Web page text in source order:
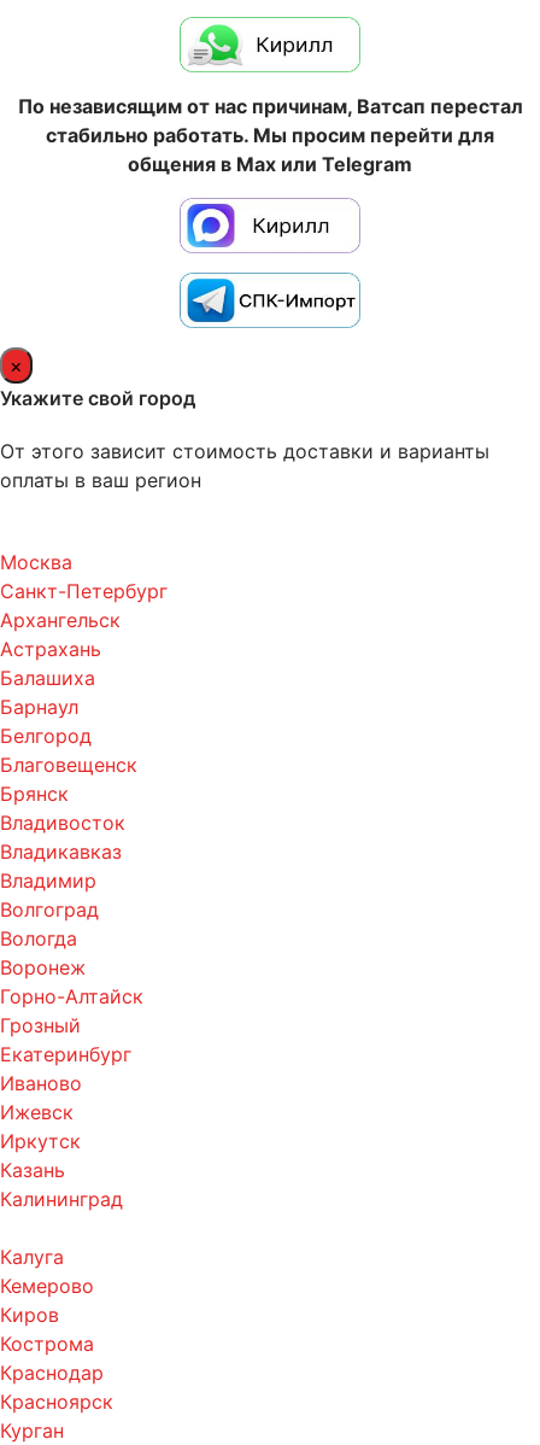
По независящим от нас причинам, Ватсап перестал
стабильно работать. Мы просим перейти для
общения в Max или Telegram
×
Укажите свой город
От этого зависит стоимость доставки и варианты
оплаты в ваш регион
Москва
Санкт-Петербург
Архангельск
Астрахань
Балашиха
Барнаул
Белгород
Благовещенск
Брянск
Владивосток
Владикавказ
Владимир
Волгоград
Вологда
Воронеж
Горно-Алтайск
Грозный
Екатеринбург
Иваново
Ижевск
Иркутск
Казань
Калининград
Калуга
Кемерово
Киров
Кострома
Краснодар
Красноярск
Курган